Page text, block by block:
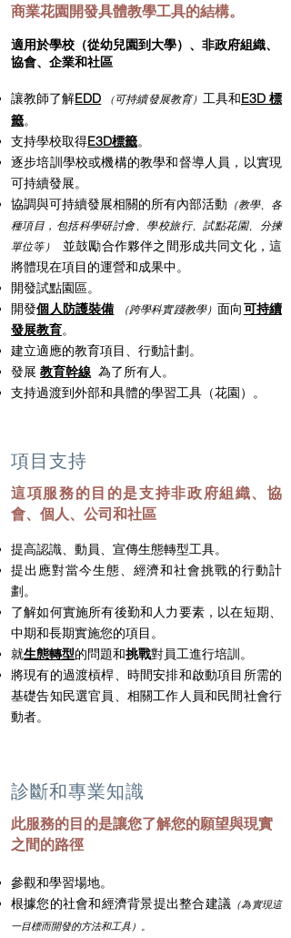
商業花園開發具體教學工具的結構。
適用於學校（從幼兒園到大學）、非政府組織、
協會、企業和社區
讓教師了解EDD （可持續發展教育） 工具和E3D 標
籤。
支持學校取得E3D標籤。
逐步培訓學校或機構的教學和督導人員，以實現
可持續發展。
協調與可持續發展相關的所有內部活動 （教學、各
種項目，包括科學研討會、學校旅行、試點花園、分揀
單位等）
並鼓勵合作夥伴之間形成共同文化，這
將體現在項目的運營和成果中。
開發試點園區。
開發個人防護裝備 （跨學科實踐教學） 面向可持續
發展教育。
建立適應的教育項目、行動計劃。
發展 教育幹線 為了所有人。
支持過渡到外部和具體的學習工具（花園）。
項目支持
這項服務的目的是支持非政府組織、協
會、個人、公司和社區
提高認識、動員、宣傳生態轉型工具。
提出應對當今生態、經濟和社會挑戰的行動計
劃。
了解如何實施所有後勤和人力要素，以在短期、
中期和長期實施您的項目。
就生態轉型的問題和挑戰對員工進行培訓。
將現有的過渡槓桿、時間安排和啟動項目所需的
基礎告知民選官員、相關工作人員和民間社會行
動者。
診斷和專業知識
此服務的目的是讓您了解您的願望與現實
之間的路徑
參觀和學習場地。
根據您的社會和經濟背景提出整合建議 （為實現這
一目標而開發的方法和工具）。